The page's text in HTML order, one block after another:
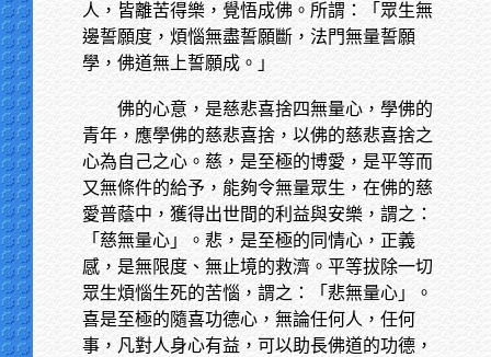
人，皆離苦得樂，覺悟成佛。所謂：「眾生無
邊誓願度，煩惱無盡誓願斷，法門無量誓願
學，佛道無上誓願成。」
佛的心意，是慈悲喜捨四無量心，學佛的
青年，應學佛的慈悲喜捨，以佛的慈悲喜捨之
心為自己之心。慈，是至極的博愛，是平等而
又無條件的給予，能夠令無量眾生，在佛的慈
愛普蔭中，獲得出世間的利益與安樂，謂之：
「慈無量心」。悲，是至極的同情心，正義
感，是無限度、無止境的救濟。平等拔除一切
眾生煩惱生死的苦惱，謂之：「悲無量心」。
喜是至極的隨喜功德心，無論任何人，任何
事，凡對人身心有益，可以助長佛道的功德，